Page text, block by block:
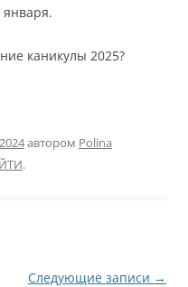
января.
каникулы 2025?
автором Polina
.
Следующие записи →